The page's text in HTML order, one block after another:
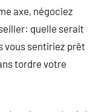
axe, négociez
quelle serait
vous sentiriez prêt
tordre votre